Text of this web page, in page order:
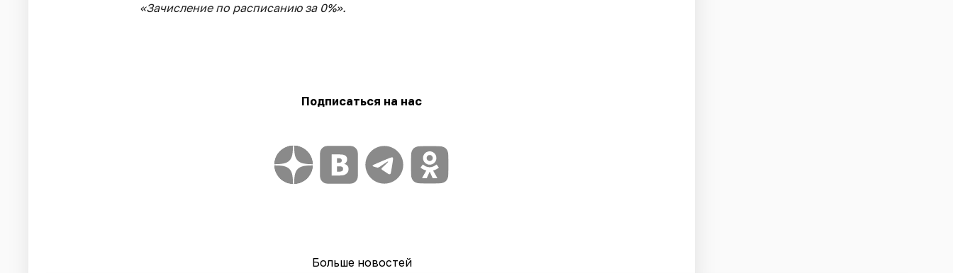
«Зачисление по расписанию за 0%».
Подписаться на нас
Больше новостей